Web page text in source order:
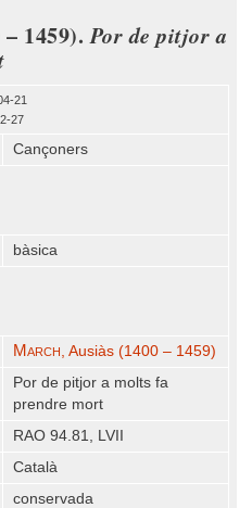
– 1459).Por de pitjor a
21
27
Cançoners
bàsica
March, Ausiàs (1400 – 1459)
Por de pitjor a molts fa
prendre mort
RAO 94.81, LVII
Català
conservada